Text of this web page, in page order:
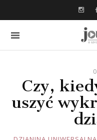
Czy,
uszyć